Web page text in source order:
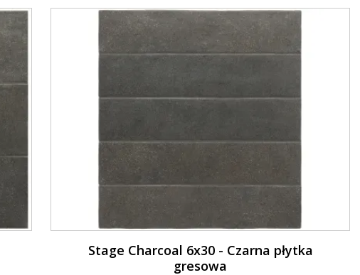
Stage Charcoal 6x30 - Czarna płytka
gresowa